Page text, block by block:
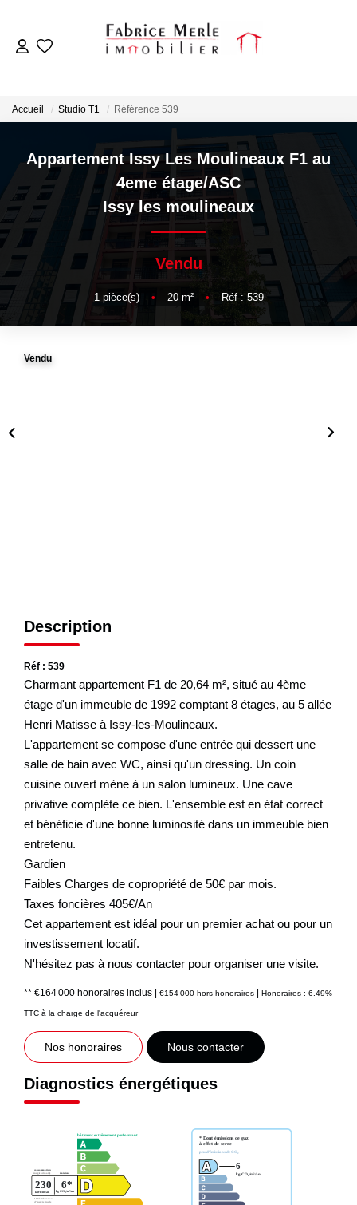
VENTES
LOCATIONS
ESTIMATION
NOTRE AGENCE
Accueil Studio T1 Référence 539
Appartement Issy Les Moulineaux F1 au
4eme étage/ASC
Issy les moulineaux
Vendu
1 pièce(s) • 20m² • Réf : 539
Vendu
Description
Réf : 539
Charmant appartement F1 de 20,64 m², situé au 4ème
étage d'un immeuble de 1992 comptant 8 étages, au 5 allée
Henri Matisse à Issy-les-Moulineaux.
L'appartement se compose d'une entrée qui dessert une
salle de bain avec WC, ainsi qu'un dressing. Un coin
cuisine ouvert mène à un salon lumineux. Une cave
privative complète ce bien. L'ensemble est en état correct
et bénéficie d'une bonne luminosité dans un immeuble bien
entretenu.
Gardien
Faibles Charges de copropriété de 50€ par mois.
Taxes foncières 405€/An
Cet appartement est idéal pour un premier achat ou pour un
investissement locatif.
N'hésitez pas à nous contacter pour organiser une visite.
** €164 000 honoraires inclus | €154 000 hors honoraires | Honoraires : 6.49%
TTC à la charge de l'acquéreur
Nos honoraires Nous contacter
Diagnostics énergétiques